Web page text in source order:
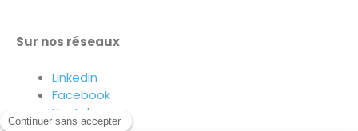
Sur nos réseaux
Linkedin
Facebook
Youtube